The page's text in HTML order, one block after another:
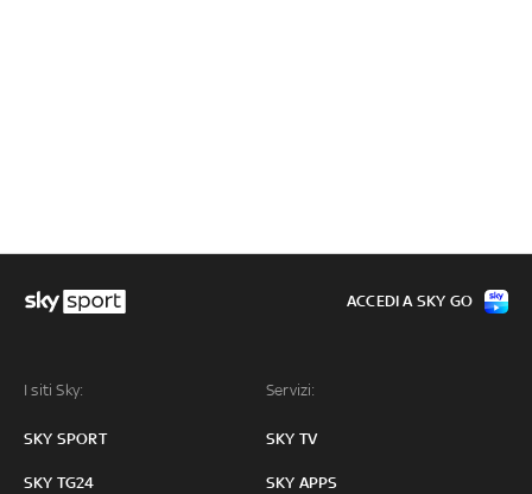
I siti Sky:
SKY SPORT
SKY TG24
Servizi:
SKY TV
SKY APPS
ACCEDI A SKY GO